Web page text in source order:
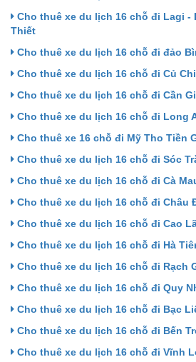
Cho thuê xe du lịch 16 chỗ đi Lagi -
Thiết
Cho thuê xe du lịch 16 chỗ đi đảo
Cho thuê xe du lịch 16 chỗ đi Củ Chi
Cho thuê xe du lịch 16 chỗ đi Cần
Cho thuê xe du lịch 16 chỗ đi Long
Cho thuê xe 16 chỗ đi Mỹ Tho Tiền
Cho thuê xe du lịch 16 chỗ đi Sóc
Cho thuê xe du lịch 16 chỗ đi Cà
Cho thuê xe du lịch 16 chỗ đi Châu
Cho thuê xe du lịch 16 chỗ đi Cao
Cho thuê xe du lịch 16 chỗ đi Hà
Cho thuê xe du lịch 16 chỗ đi Rạch
Cho thuê xe du lịch 16 chỗ đi Quy
Cho thuê xe du lịch 16 chỗ đi Bạc
Cho thuê xe du lịch 16 chỗ đi Bến
Cho thuê xe du lịch 16 chỗ đi Vĩnh